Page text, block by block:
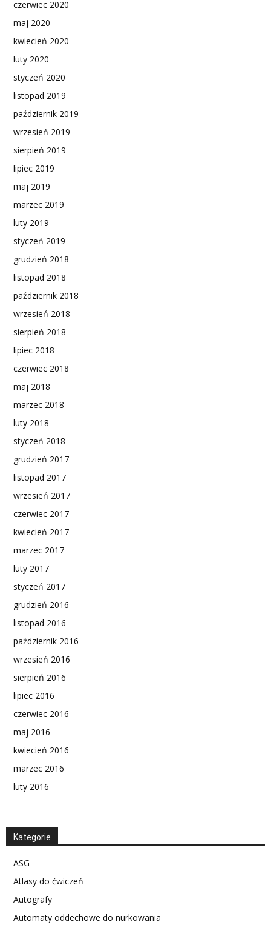
czerwiec 2020
maj 2020
kwiecień 2020
luty 2020
styczeń 2020
listopad 2019
październik 2019
wrzesień 2019
sierpień 2019
lipiec 2019
maj 2019
marzec 2019
luty 2019
styczeń 2019
grudzień 2018
listopad 2018
październik 2018
wrzesień 2018
sierpień 2018
lipiec 2018
czerwiec 2018
maj 2018
marzec 2018
luty 2018
styczeń 2018
grudzień 2017
listopad 2017
wrzesień 2017
czerwiec 2017
kwiecień 2017
marzec 2017
luty 2017
styczeń 2017
grudzień 2016
listopad 2016
październik 2016
wrzesień 2016
sierpień 2016
lipiec 2016
czerwiec 2016
maj 2016
kwiecień 2016
marzec 2016
luty 2016
Kategorie
ASG
Atlasy do ćwiczeń
Autografy
Automaty oddechowe do nurkowania